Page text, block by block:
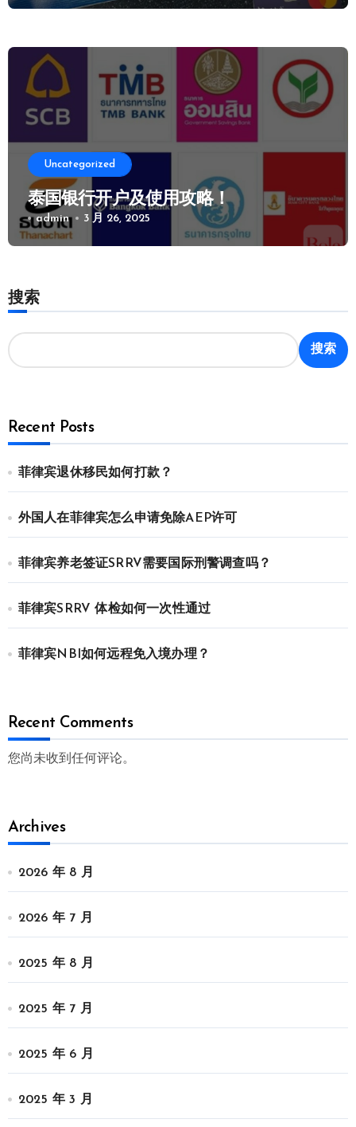
Uncategorized
泰国银行开户及使用攻略！
admin 3 月 26, 2025
搜索
搜索
Recent Posts
菲律宾退休移民如何打款？
外国人在菲律宾怎么申请免除AEP许可
菲律宾养老签证SRRV需要国际刑警调查吗？
菲律宾SRRV 体检如何一次性通过
菲律宾NBI如何远程免入境办理？
Recent Comments
您尚未收到任何评论。
Archives
2026 年 8 月
2026 年 7 月
2025 年 8 月
2025 年 7 月
2025 年 6 月
2025 年 3 月